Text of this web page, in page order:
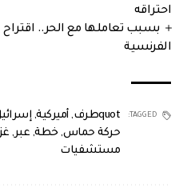
احتراقه
بسبب تعاملها مع الحر..
الفرنسية
TAGGED: quotطرف , أميركية,
حركة حماس,خطة, عبر ,
مستشفيات